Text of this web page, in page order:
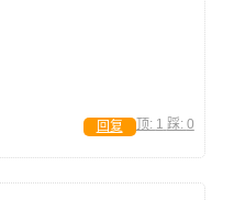
顶: 1 踩: 0
回复